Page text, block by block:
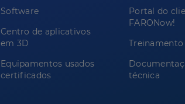
Software
Centro de aplicativos
em 3D
Equipamentos usados
certificados
Portal do
FARONow!
Treinamento
técnica